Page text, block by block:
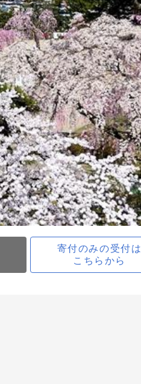
寄付のみの受付は
こちらから